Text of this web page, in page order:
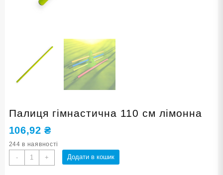
Палиця гімнастична 110 см лімонна
106,92₴
244 в наявності
-
Палиця
гімнастична
+ Додати в кошик